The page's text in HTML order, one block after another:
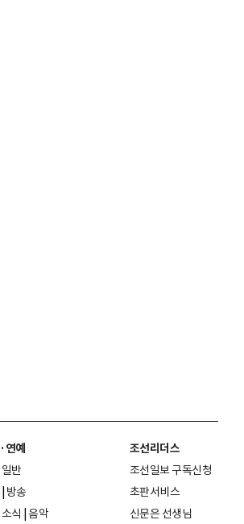
연예
반
방송
식 음악
조선리더스
조선일보 구독신청
초판서비스
신문은 선생님